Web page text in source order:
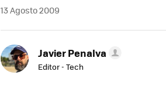
13 Agosto 2009
Javier Penalva
Editor - Tech